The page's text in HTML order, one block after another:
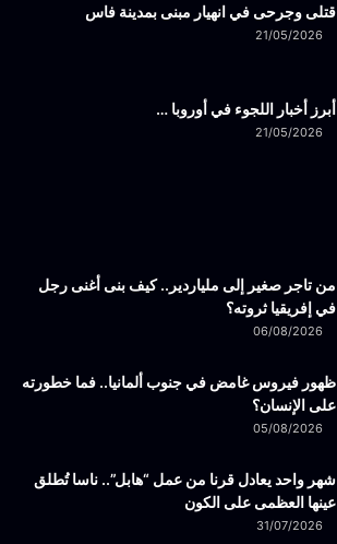
قتلى وجرحى في انهيار مبنى بمدينة فاس
21/05/2026
أبرز أخبار اللجوء في أوروبا …
21/05/2026
من تاجر صغير إلى ملياردير.. كيف بنى أغنى رجل
في إفريقيا ثروته؟
06/08/2026
ظهور فيروس غامض في جنوب ألمانيا.. فما خطورته
على الإنسان؟
05/08/2026
شهر واحد يعادل قرنا من عمل “هابل”.. ناسا تُطلق
عينها العظمى على الكون
31/07/2026